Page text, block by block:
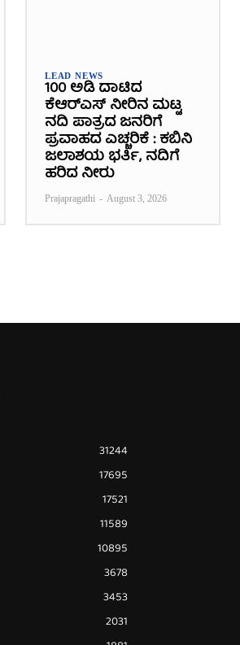
LEAD NEWS
100 ಅಡಿ ದಾಟಿದ
ಕೆಆರ್‌ಎಸ್ ನೀರಿನ ಮಟ್ಟ
ನದಿ ಪಾತ್ರದ ಜನರಿಗೆ
ಪ್ರವಾಹದ ಎಚ್ಚರಿಕೆ : ಕಬಿನಿ
ಜಲಾಶಯ ಭರ್ತಿ, ನದಿಗೆ
ಹರಿದ ನೀರು
Prajapragathi - August 3, 2026
31244
17695
17521
11589
10895
3678
3453
2031